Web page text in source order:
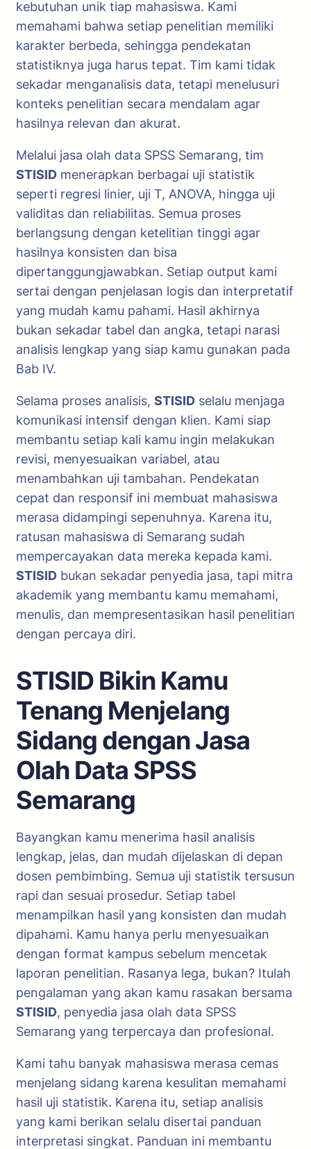
kebutuhan unik tiap mahasiswa. Kami
memahami bahwa setiap penelitian memiliki
karakter berbeda, sehingga pendekatan
statistiknya juga harus tepat. Tim kami tidak
sekadar menganalisis data, tetapi menelusuri
konteks penelitian secara mendalam agar
hasilnya relevan dan akurat.
Melalui jasa olah data SPSS Semarang, tim
STISID menerapkan berbagai uji statistik
seperti regresi linier, uji T, ANOVA, hingga uji
validitas dan reliabilitas. Semua proses
berlangsung dengan ketelitian tinggi agar
hasilnya konsisten dan bisa
dipertanggungjawabkan. Setiap output kami
sertai dengan penjelasan logis dan interpretatif
yang mudah kamu pahami. Hasil akhirnya
bukan sekadar tabel dan angka, tetapi narasi
analisis lengkap yang siap kamu gunakan pada
Bab IV.
Selama proses analisis, STISID selalu menjaga
komunikasi intensif dengan klien. Kami siap
membantu setiap kali kamu ingin melakukan
revisi, menyesuaikan variabel, atau
menambahkan uji tambahan. Pendekatan
cepat dan responsif ini membuat mahasiswa
merasa didampingi sepenuhnya. Karena itu,
ratusan mahasiswa di Semarang sudah
mempercayakan data mereka kepada kami.
STISID bukan sekadar penyedia jasa, tapi mitra
akademik yang membantu kamu memahami,
menulis, dan mempresentasikan hasil penelitian
dengan percaya diri.
STISID Bikin Kamu
Tenang Menjelang
Sidang dengan Jasa
Olah Data SPSS
Semarang
Bayangkan kamu menerima hasil analisis
lengkap, jelas, dan mudah dijelaskan di depan
dosen pembimbing. Semua uji statistik tersusun
rapi dan sesuai prosedur. Setiap tabel
menampilkan hasil yang konsisten dan mudah
dipahami. Kamu hanya perlu menyesuaikan
dengan format kampus sebelum mencetak
laporan penelitian. Rasanya lega, bukan? Itulah
pengalaman yang akan kamu rasakan bersama
STISID, penyedia jasa olah data SPSS
Semarang yang terpercaya dan profesional.
Kami tahu banyak mahasiswa merasa cemas
menjelang sidang karena kesulitan memahami
hasil uji statistik. Karena itu, setiap analisis
yang kami berikan selalu disertai panduan
interpretasi singkat. Panduan ini membantu